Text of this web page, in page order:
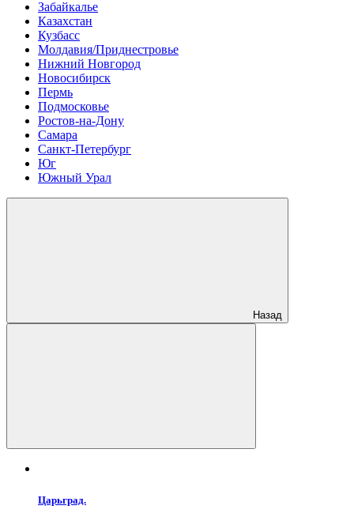
Забайкалье
Казахстан
Кузбасс
Молдавия/Приднестровье
Нижний Новгород
Новосибирск
Пермь
Подмосковье
Ростов-на-Дону
Самара
Санкт-Петербург
Юг
Южный Урал
Назад
Царьград.